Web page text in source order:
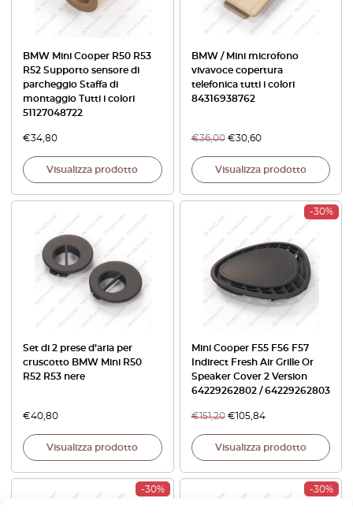
BMW Mini Cooper R50 R53
R52 Supporto sensore di
parcheggio Staffa di
montaggio Tutti i colori
51127048722
€34,80
Visualizza prodotto
BMW / Mini microfono
vivavoce copertura
telefonica tutti i colori
84316938762
€36,00 €30,60
Visualizza prodotto
Set di 2 prese d’aria per
cruscotto BMW Mini R50
R52 R53 nere
€40,80
Visualizza prodotto
-30%
Mini Cooper F55 F56 F57
Indirect Fresh Air Grille Or
Speaker Cover 2 Version
64229262802 / 64229262803
€151,20 €105,84
Visualizza prodotto
-30% -30%